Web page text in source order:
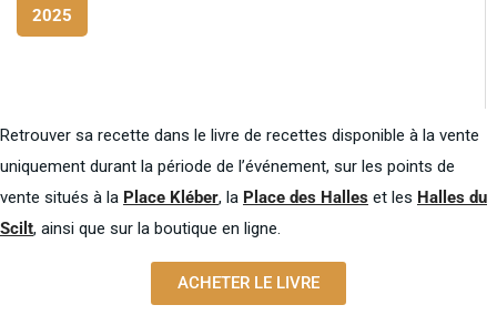
2025
Retrouver sa recette dans le livre de recettes disponible à la vente
uniquement durant la période de l’événement, sur les points de
vente situés à la Place Kléber, la Place des Halles et les Halles du
Scilt, ainsi que sur la boutique en ligne.
ACHETER LE LIVRE